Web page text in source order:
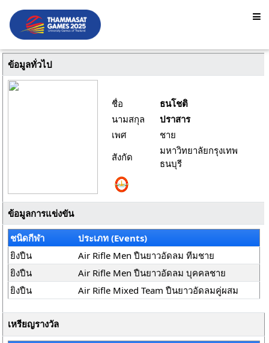
ข้อมูลทั่วไป
ชื่อ
ธนโชติ
นามสกุล
ปราสาร
เพศ
ชาย
สังกัด
มหาวิทยาลัยกรุงเทพ
ธนบุรี
ข้อมูลการแข่งขัน
ชนิดกีฬา
ประเภท (Events)
ยิงปืน
Air Rifle Men ปืนยาวอัดลม ทีมชาย
ยิงปืน
Air Rifle Men ปืนยาวอัดลม บุคคลชาย
ยิงปืน
Air Rifle Mixed Team ปืนยาวอัดลมคู่ผสม
เหรียญรางวัล